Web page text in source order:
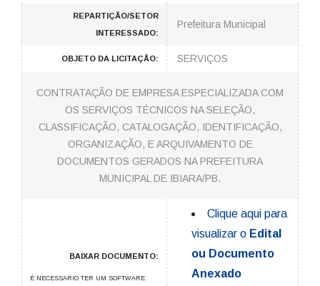
REPARTIÇÃO/SETOR
INTERESSADO:
Prefeitura Municipal
OBJETO DA LICITAÇÃO: SERVIÇOS
CONTRATAÇÃO DE EMPRESA ESPECIALIZADA COM
OS SERVIÇOS TÉCNICOS NA SELEÇÃO,
CLASSIFICAÇÃO, CATALOGAÇÃO, IDENTIFICAÇÃO,
ORGANIZAÇÃO, E ARQUIVAMENTO DE
DOCUMENTOS GERADOS NA PREFEITURA
MUNICIPAL DE IBIARA/PB.
BAIXAR DOCUMENTO:
É NECESSARIO TER UM SOFTWARE
Clique aqui para
visualizar o Edital
ou Documento
Anexado